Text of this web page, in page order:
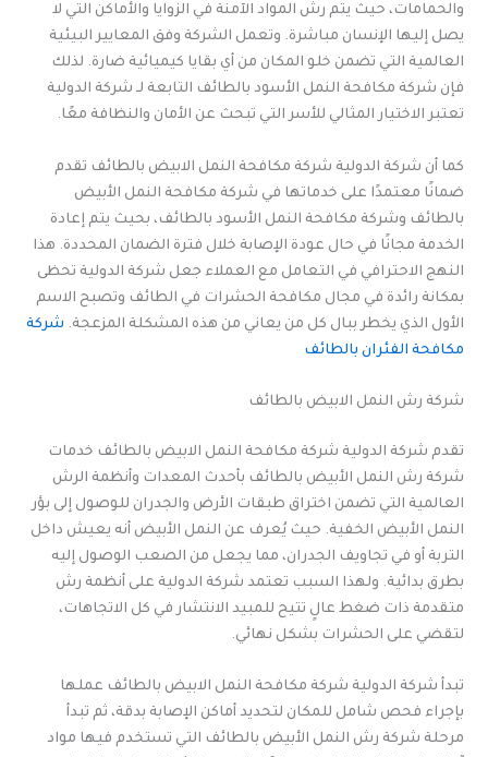
والحمامات، حيث يتم رش المواد الآمنة في الزوايا والأماكن التي لا
يصل إليها الإنسان مباشرة. وتعمل الشركة وفق المعايير البيئية
العالمية التي تضمن خلو المكان من أي بقايا كيميائية ضارة. لذلك
فإن شركة مكافحة النمل الأسود بالطائف التابعة لـ شركة الدولية
تعتبر الاختيار المثالي للأسر التي تبحث عن الأمان والنظافة معًا.
كما أن شركة الدولية شركة مكافحة النمل الابيض بالطائف تقدم
ضمانًا معتمدًا على خدماتها في شركة مكافحة النمل الأبيض
بالطائف وشركة مكافحة النمل الأسود بالطائف، بحيث يتم إعادة
الخدمة مجانًا في حال عودة الإصابة خلال فترة الضمان المحددة. هذا
النهج الاحترافي في التعامل مع العملاء جعل شركة الدولية تحظى
بمكانة رائدة في مجال مكافحة الحشرات في الطائف وتصبح الاسم
الأول الذي يخطر ببال كل من يعاني من هذه المشكلة المزعجة. شركة
مكافحة الفئران بالطائف
شركة رش النمل الابيض بالطائف
تقدم شركة الدولية شركة مكافحة النمل الابيض بالطائف خدمات
شركة رش النمل الأبيض بالطائف بأحدث المعدات وأنظمة الرش
العالمية التي تضمن اختراق طبقات الأرض والجدران للوصول إلى بؤر
النمل الأبيض الخفية. حيث يُعرف عن النمل الأبيض أنه يعيش داخل
التربة أو في تجاويف الجدران، مما يجعل من الصعب الوصول إليه
بطرق بدائية. ولهذا السبب تعتمد شركة الدولية على أنظمة رش
متقدمة ذات ضغط عالٍ تتيح للمبيد الانتشار في كل الاتجاهات،
لتقضي على الحشرات بشكل نهائي.
تبدأ شركة الدولية شركة مكافحة النمل الابيض بالطائف عملها
بإجراء فحص شامل للمكان لتحديد أماكن الإصابة بدقة، ثم تبدأ
مرحلة شركة رش النمل الأبيض بالطائف التي تستخدم فيها مواد